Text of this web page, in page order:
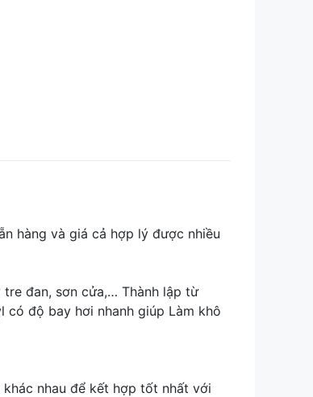
hàng và giá cả hợp lý được nhiều
đan, sơn cửa,… Thành lập từ
có độ bay hơi nhanh giúp Làm khô
khác nhau để kết hợp tốt nhất với